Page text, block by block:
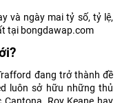
và ngày mai tỷ số, tỷ lệ,
tại bongdawap.com
đang trở thành đề
luôn sở hữu những thủ